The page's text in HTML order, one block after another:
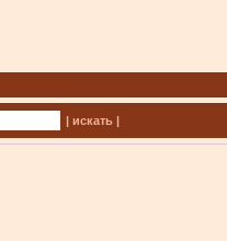
| искать |